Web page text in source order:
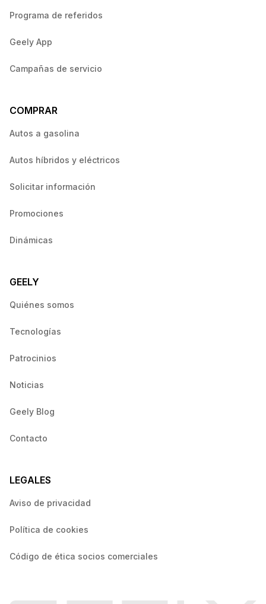
Programa de referidos
Geely App
Campañas de servicio
COMPRAR
Autos a gasolina
Autos híbridos y eléctricos
Solicitar información
Promociones
Dinámicas
GEELY
Quiénes somos
Tecnologías
Patrocinios
Noticias
Geely Blog
Contacto
LEGALES
Aviso de privacidad
Política de cookies
Código de ética socios comerciales